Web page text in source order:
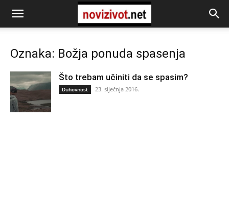
Oznaka: Božja ponuda spasenja
Što trebam učiniti da se spasim?
Duhovnost 23. siječnja 2016.